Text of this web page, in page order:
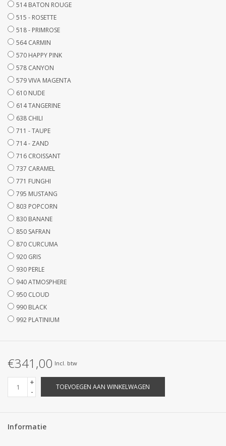
514 BATON ROUGE
515 - ROSETTE
518 - PRIMROSE
564 CARMIN
570 HAPPY PINK
578 CANYON
579 VIVA MAGENTA
610 NUDE
614 TANGERINE
638 CHILI
711 - TAUPE
714 - ZAND
716 CROISSANT
737 CARAMEL
771 FUNGHI
795 MUSTANG
803 POPCORN
830 BANANE
850 SAFRAN
870 CURCUMA
920 GRIS
930 PERLE
940 ATMOSPHERE
950 CLOUD
990 BLACK
992 PLATINIUM
€341,00 Incl. btw
+
-
TOEVOEGEN AAN WINKELWAGEN
Informatie